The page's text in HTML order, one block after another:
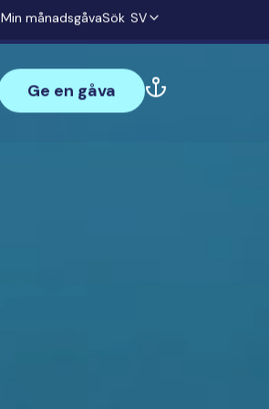
Min månadsgåvaSök SV
Ge en gåva